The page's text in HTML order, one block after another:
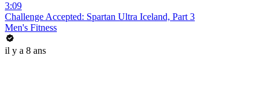
3:09
Challenge Accepted: Spartan Ultra Iceland, Part 3
Men's Fitness
il y a 8 ans